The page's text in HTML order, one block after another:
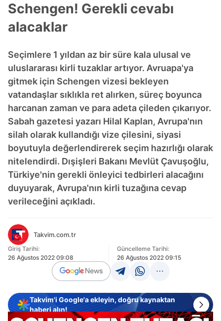
Schengen! Gerekli cevabı
alacaklar
Seçimlere 1 yıldan az bir süre kala ulusal ve
uluslararası kirli tuzaklar artıyor. Avruapa'ya
gitmek için Schengen vizesi bekleyen
vatandaşlar sıklıkla ret alırken, süreç boyunca
harcanan zaman ve para adeta çileden çıkarıyor.
Sabah gazetesi yazarı Hilal Kaplan, Avrupa'nın
silah olarak kullandığı vize çilesini, siyasi
boyutuyla değerlendirerek seçim hazırlığı olarak
nitelendirdi. Dışişleri Bakanı Mevlüt Çavuşoğlu,
Türkiye'nin gerekli önleyici tedbirleri alacağını
duyuyarak, Avrupa'nın kirli tuzağına cevap
verileceğini açıkladı.
Takvim.com.tr
Giriş Tarihi:
26 Ağustos 2022 09:08
Güncelleme Tarihi:
26 Ağustos 2022 09:15
Takvim'i Google'a ekleyin, doğru kaynaktan
haberi alın!